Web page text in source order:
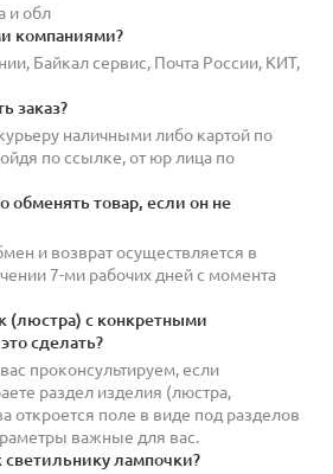
и обл
компаниями?
Байкал сервис, Почта России, КИТ,
заказ?
наличными либо картой по
по ссылке, от юр лица по
обменять товар, если он не
и возврат осуществляется в
7-ми рабочих дней с момента
(люстра) с конкретными
сделать?
проконсультируем, если
раздел изделия (люстра,
откроется поле в виде под разделов
важные для вас.
лампочки?